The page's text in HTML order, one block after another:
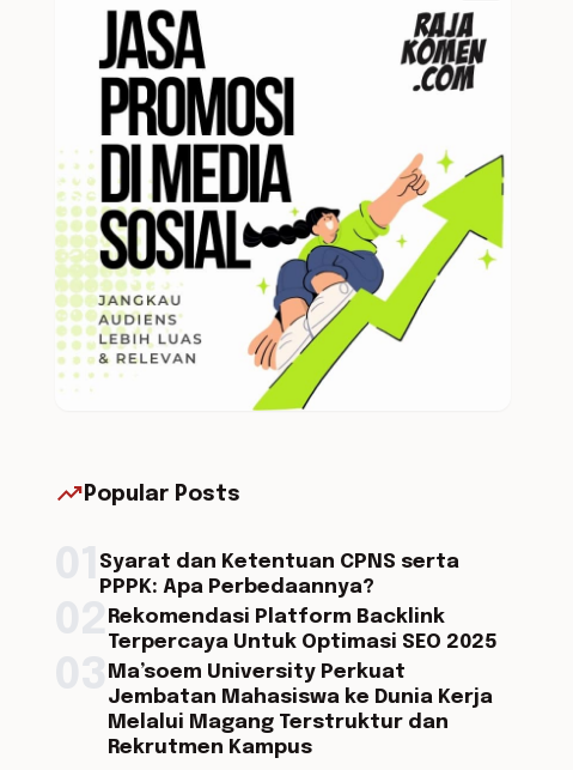
trending_up Popular Posts
Syarat dan Ketentuan CPNS serta
PPPK: Apa Perbedaannya?
Rekomendasi Platform Backlink
Terpercaya Untuk Optimasi SEO 2025
Ma’soem University Perkuat
Jembatan Mahasiswa ke Dunia Kerja
Melalui Magang Terstruktur dan
Rekrutmen Kampus